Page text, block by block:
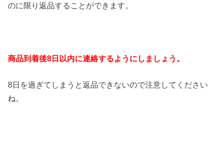
のに限り返品することができます。
商品到着後8日以内に連絡するようにしましょう。
8日を過ぎてしまうと返品できないので注意してください
ね。